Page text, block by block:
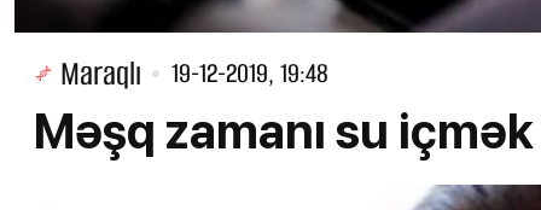
Maraqlı 19-12-2019, 19:48
Məşq zamanı su